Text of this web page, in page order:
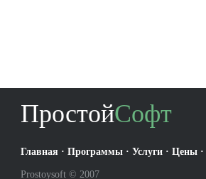
ПростойСофт
Главная · Программы · Услуги · Цены ·
Prostoysoft © 2007